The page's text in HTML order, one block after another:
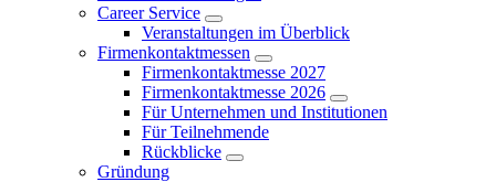
Career Service
Veranstaltungen im Überblick
Firmenkontaktmessen
Firmenkontaktmesse 2027
Firmenkontaktmesse 2026
Für Unternehmen und Institutionen
Für Teilnehmende
Rückblicke
Gründung